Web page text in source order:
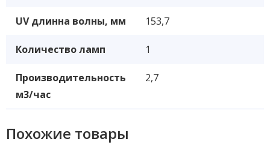
UV длинна волны, мм 153,7
Количество ламп 1
Производительность
м3/час
2,7
Похожие товары